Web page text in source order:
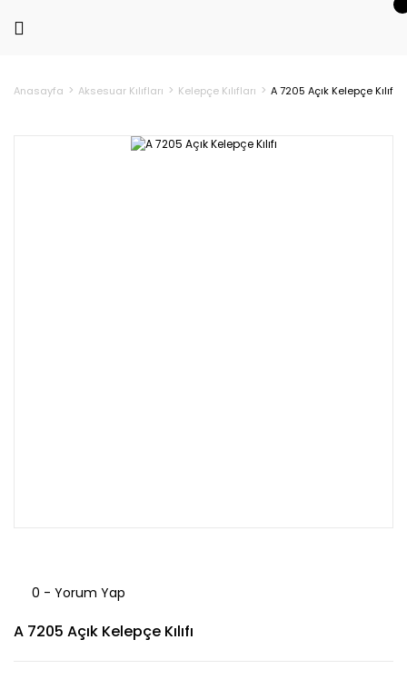
Anasayfa Aksesuar Kılıfları Kelepçe Kılıfları A 7205 Açık Kelepçe Kılıfı
0 - Yorum Yap
A 7205 Açık Kelepçe Kılıfı